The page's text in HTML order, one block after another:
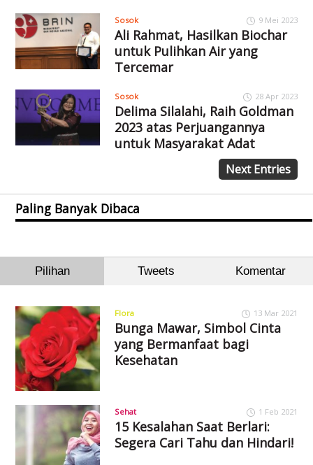
Sosok 9 Mei 2023
Ali Rahmat, Hasilkan Biochar
untuk Pulihkan Air yang
Tercemar
Sosok 28 Apr 2023
Delima Silalahi, Raih Goldman
2023 atas Perjuangannya
untuk Masyarakat Adat
Next Entries
Paling Banyak Dibaca
Pilihan Tweets Komentar
Flora 13 Mar 2021
Bunga Mawar, Simbol Cinta
yang Bermanfaat bagi
Kesehatan
Sehat 1 Feb 2021
15 Kesalahan Saat Berlari:
Segera Cari Tahu dan Hindari!